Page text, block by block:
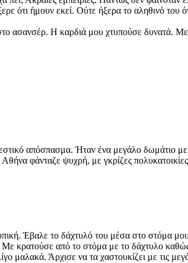
ότι ήμουν εκεί. Ούτε ήξερα το αληθινό του
ασανσέρ. Η καρδιά μου χτυπούσε δυνατά.
απόσπασμα. Ήταν ένα μεγάλο δωμάτιο
φάνταζε ψυχρή, με γκρίζες πολυκατοικίες
Έβαλε το δάχτυλό του μέσα στο στόμα
κρατούσε από το στόμα με το δάχτυλο
μαλακά. Άρχισε να τα χαστουκίζει με τις